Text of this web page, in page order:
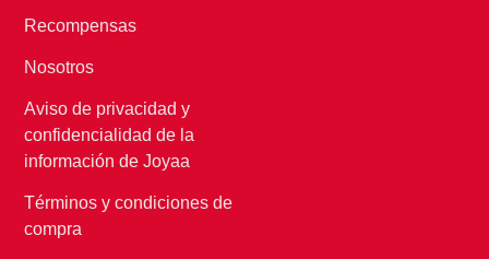
Recompensas
Nosotros
Aviso de privacidad y
confidencialidad de la
información de Joyaa
Términos y condiciones de
compra